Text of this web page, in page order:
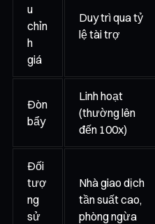
u
chỉn
h
giá
Duy trì qua tỷ
lệ tài trợ
Đòn
bẩy
Linh hoạt
(thường lên
đến 100x)
Đối
tượ
ng
sử
Nhà giao dịch
tần suất cao,
phòng ngừa